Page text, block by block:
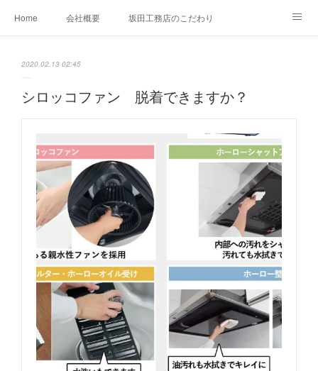
Home 会社概要 坂田工務店のこだわり
2020.02.13 02:45
シロッコファン 脱着できますか？